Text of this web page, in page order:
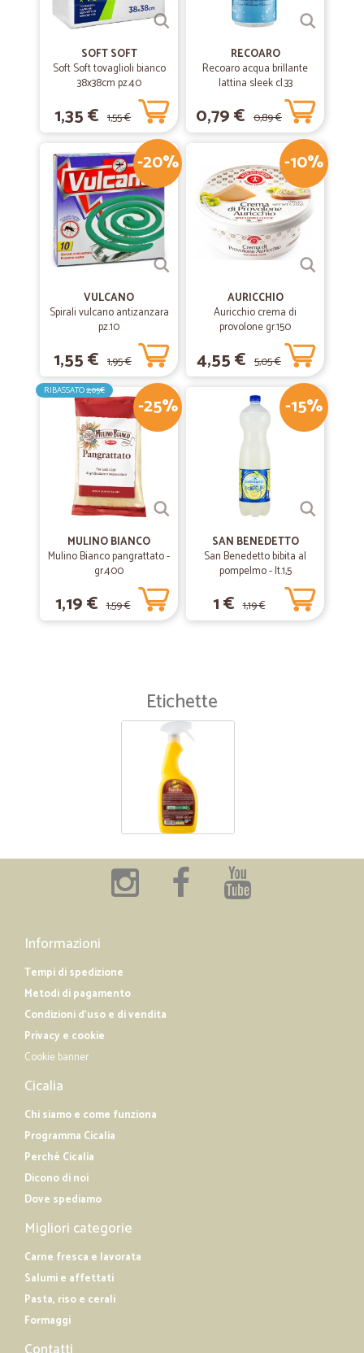
SOFT SOFT
Soft Soft tovaglioli bianco
38x38cm pz.40
1,35 € 1,55 €
RECOARO
Recoaro acqua brillante
lattina sleek cl.33
0,79 € 0,89 €
-20%
VULCANO
Spirali vulcano antizanzara
pz.10
1,55 € 1,95 €
-10%
AURICCHIO
Auricchio crema di
provolone gr.150
4,55 € 5,05 €
-25%
RIBASSATO2,05€
MULINO BIANCO
Mulino Bianco pangrattato -
gr.400
1,19 € 1,59 €
-15%
SAN BENEDETTO
San Benedetto bibita al
pompelmo - lt.1,5
1 € 1,19 €
Etichette
Informazioni
Tempi di spedizione
Metodi di pagamento
Condizioni d'uso e di vendita
Privacy e cookie
Cookie banner
Cicalia
Chi siamo e come funziona
Programma Cicalia
Perché Cicalia
Dicono di noi
Dove spediamo
Migliori categorie
Carne fresca e lavorata
Salumi e affettati
Pasta, riso e cerali
Formaggi